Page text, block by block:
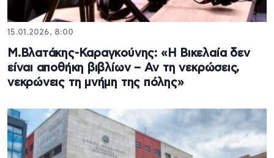
15.01.2026, 8:00
Μ.Βλατάκης-Καραγκούνης: «Η Βικελαία δεν
είναι αποθήκη βιβλίων – Αν τη νεκρώσεις,
νεκρώνεις τη μνήμη της πόλης»